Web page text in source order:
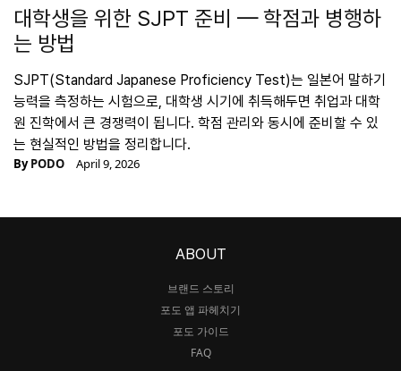
대학생을 위한 SJPT 준비 — 학점과 병행하
는 방법
SJPT(Standard Japanese Proficiency Test)는 일본어 말하기
능력을 측정하는 시험으로, 대학생 시기에 취득해두면 취업과 대학
원 진학에서 큰 경쟁력이 됩니다. 학점 관리와 동시에 준비할 수 있
는 현실적인 방법을 정리합니다.
ByPODO April 9, 2026
ABOUT
브랜드 스토리
포도 앱 파헤치기
포도 가이드
FAQ